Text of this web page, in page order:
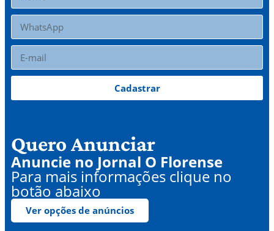
Cadastrar
Quero Anunciar
Anuncie no Jornal O Florense
Para mais informações clique no
botão abaixo
Ver opções de anúncios